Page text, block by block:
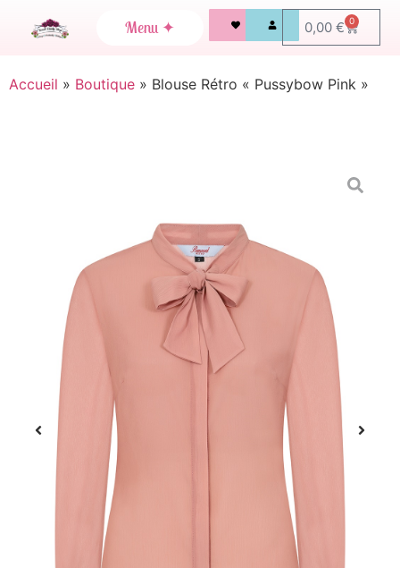
0,00 € 0
Accueil » Boutique » Blouse Rétro « Pussybow Pink »